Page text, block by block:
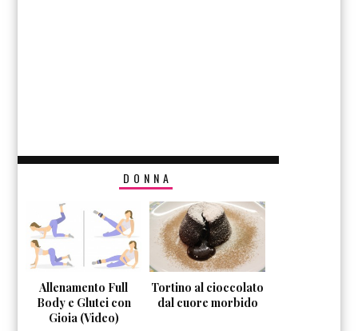
DONNA
Allenamento Full
Body e Glutei con
Gioia (Video)
Tortino al cioccolato
dal cuore morbido